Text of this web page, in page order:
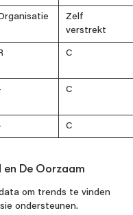
Zelf
verstrekt
C
C
C
De Oorzaam
om trends te vinden
ondersteunen.